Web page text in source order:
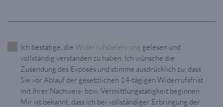
Ich bestätige, die Widerrufsbelehrung gelesen und
vollständig verstanden zu haben. Ich wünsche die
Zusendung des Exposés und stimme ausdrücklich zu, dass
Sie vor Ablauf der gesetzlichen 14-tägigen Widerrufsfrist
mit Ihrer Nachweis- bzw. Vermittlungstätigkeit beginnen.
Mir ist bekannt, dass ich bei vollständiger Erbringung der